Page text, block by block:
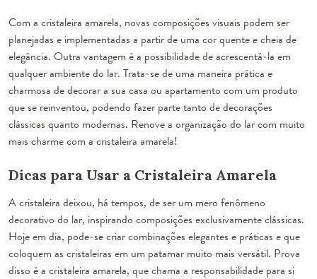
Com a cristaleira amarela, novas composições visuais podem ser
planejadas e implementadas a partir de uma cor quente e cheia de
elegância. Outra vantagem é a possibilidade de acrescentá-la em
qualquer ambiente do lar. Trata-se de uma maneira prática e
charmosa de decorar a sua casa ou apartamento com um produto
que se reinventou, podendo fazer parte tanto de decorações
clássicas quanto modernas. Renove a organização do lar com muito
mais charme com a cristaleira amarela!
Dicas para Usar a Cristaleira Amarela
A cristaleira deixou, há tempos, de ser um mero fenômeno
decorativo do lar, inspirando composições exclusivamente clássicas.
Hoje em dia, pode-se criar combinações elegantes e práticas e que
coloquem as cristaleiras em um patamar muito mais versátil. Prova
disso é a cristaleira amarela, que chama a responsabilidade para si